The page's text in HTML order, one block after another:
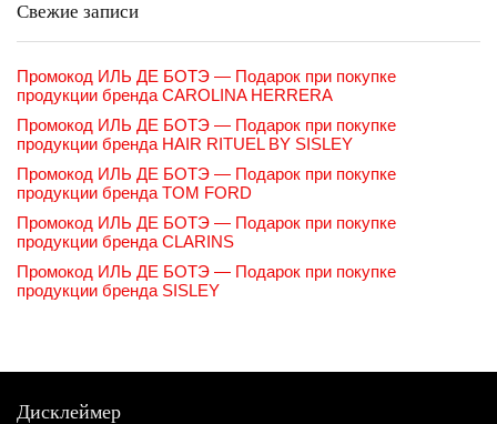
Свежие записи
Промокод ИЛЬ ДЕ БОТЭ — Подарок при покупке
продукции бренда CAROLINA HERRERA
Промокод ИЛЬ ДЕ БОТЭ — Подарок при покупке
продукции бренда HAIR RITUEL BY SISLEY
Промокод ИЛЬ ДЕ БОТЭ — Подарок при покупке
продукции бренда TOM FORD
Промокод ИЛЬ ДЕ БОТЭ — Подарок при покупке
продукции бренда CLARINS
Промокод ИЛЬ ДЕ БОТЭ — Подарок при покупке
продукции бренда SISLEY
Дисклеймер